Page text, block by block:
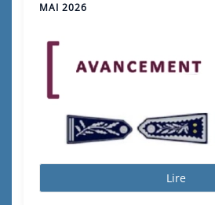
MAI 2026
Lire